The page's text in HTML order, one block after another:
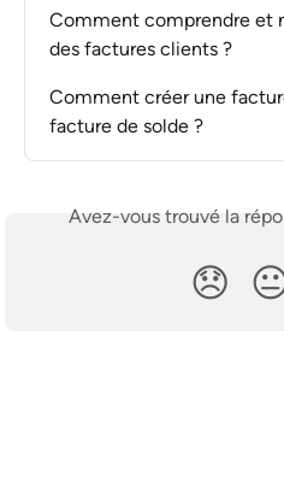
Comment comprendre et
des factures clients ?
Comment créer une
facture de solde ?
Avez-vous trouvé la
😞